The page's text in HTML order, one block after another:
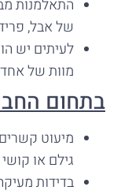
התאלמנות
של אבל,
לעיתים יש
מוות של
בתחום
מיעוט
גילם או
בדידות